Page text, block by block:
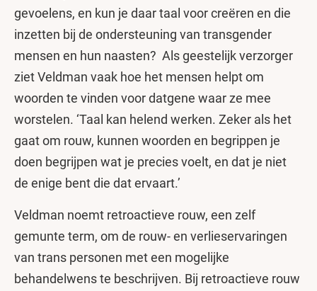
gevoelens, en kun je daar taal voor creëren en die
inzetten bij de ondersteuning van transgender
mensen en hun naasten? Als geestelijk verzorger
ziet Veldman vaak hoe het mensen helpt om
woorden te vinden voor datgene waar ze mee
worstelen. ‘Taal kan helend werken. Zeker als het
gaat om rouw, kunnen woorden en begrippen je
doen begrijpen wat je precies voelt, en dat je niet
de enige bent die dat ervaart.’
Veldman noemt retroactieve rouw, een zelf
gemunte term, om de rouw- en verlieservaringen
van trans personen met een mogelijke
behandelwens te beschrijven. Bij retroactieve rouw